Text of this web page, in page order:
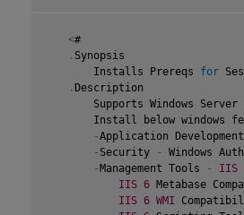
<#
. Synopsis
       Installs Prereqs
for
. Description
       Supports Windows Server
Install below windows
-Application Development
- Security -
Windows
-Management Tools - IIS
IIS 6 Metabase
IIS 6 WMI